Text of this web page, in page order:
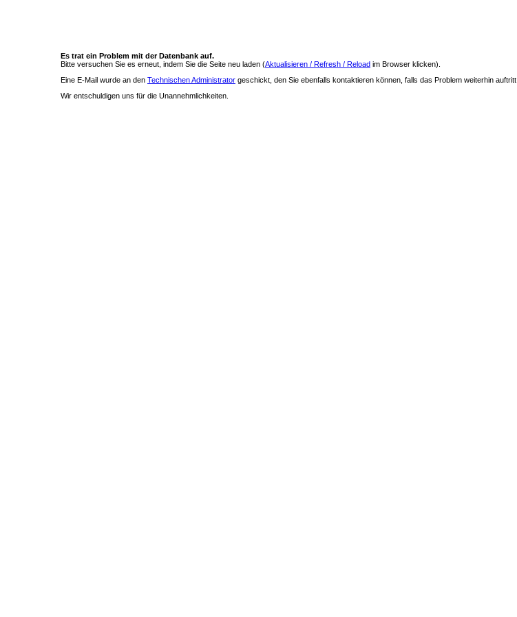
Es trat ein Problem mit der Datenbank auf.
Bitte versuchen Sie es erneut, indem Sie die Seite neu laden (Aktualisieren / Refresh / Reload im Browser klicken).
Eine E-Mail wurde an den Technischen Administrator geschickt, den Sie ebenfalls kontaktieren können, falls das Problem weiterhin auftritt.
Wir entschuldigen uns für die Unannehmlichkeiten.